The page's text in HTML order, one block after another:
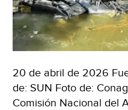
BCS)
20 de abril de 2026
de: SUN Foto de:
Comisión Nacional del